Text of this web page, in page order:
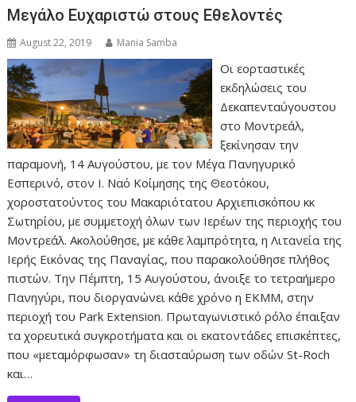
Μεγάλο Ευχαριστώ στους Εθελοντές
August 22, 2019 Mania Samba
Οι εορταστικές
εκδηλώσεις του
Δεκαπενταύγουστου
στο Μοντρεάλ,
ξεκίνησαν την
παραμονή, 14 Αυγούστου, με τον Μέγα Πανηγυρικό
Εσπερινό, στον Ι. Ναό Κοίμησης της Θεοτόκου,
χοροστατούντος του Μακαριότατου Αρχιεπισκόπου κκ
Σωτηρίου, με συμμετοχή όλων των Ιερέων της περιοχής του
Μοντρεάλ. Ακολούθησε, με κάθε λαμπρότητα, η Λιτανεία της
Ιερής Εικόνας της Παναγίας, που παρακολούθησε πλήθος
πιστών. Την Πέμπτη, 15 Αυγούστου, άνοιξε το τετραήμερο
Πανηγύρι, που διοργανώνει κάθε χρόνο η ΕΚΜΜ, στην
περιοχή του Park Extension. Πρωταγωνιστικό ρόλο έπαιξαν
τα χορευτικά συγκροτήματα και οι εκατοντάδες επισκέπτες,
που «μεταμόρφωσαν» τη διασταύρωση των οδών St-Roch
και…